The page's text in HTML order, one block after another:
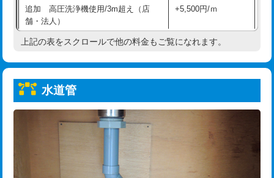
給水管工事※（塩ビ管（VP・HI）使
用/3ｍまで)
33,000円
給水管工事※（塩ビ管（VP・HI）使
+8,800円
給水管工事※（ライニング鋼管・銅
管・ポリ管・HT管使用/3ｍまで)
給水管工事※（ライニング鋼管・銅
管・ポリ管・HT管使用/3ｍ超え)
排水管工事（土の掘削・埋め戻し作
11,000円~
追加 高圧洗浄機使用/3m超え（店
舗・法人）
+5,500円/ｍ
高度高圧洗浄換 現地調査
トーラー機使用/3mまで
追加トーラー機使用/3m超え
33,000円
8,800円
上記の表をスクロールで他の料金もご覧になれます。
水道管